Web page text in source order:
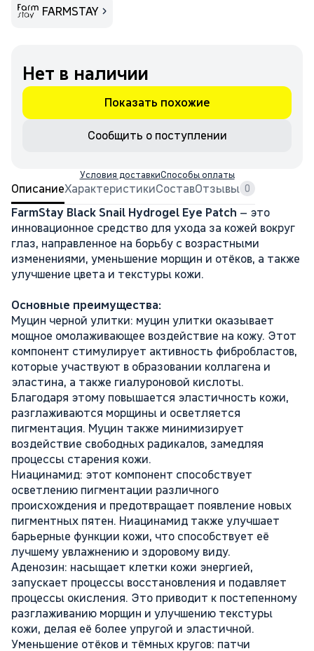
FARMSTAY
Нет в наличии
Показать похожие
Сообщить о поступлении
Условия доставкиСпособы оплаты
ОписаниеХарактеристикиСоставОтзывы 0
FarmStay Black Snail Hydrogel Eye Patch – это
инновационное средство для ухода за кожей вокруг
глаз, направленное на борьбу с возрастными
изменениями, уменьшение морщин и отёков, а также
улучшение цвета и текстуры кожи.
Основные преимущества:
Муцин черной улитки: муцин улитки оказывает
мощное омолаживающее воздействие на кожу. Этот
компонент стимулирует активность фибробластов,
которые участвуют в образовании коллагена и
эластина, а также гиалуроновой кислоты.
Благодаря этому повышается эластичность кожи,
разглаживаются морщины и осветляется
пигментация. Муцин также минимизирует
воздействие свободных радикалов, замедляя
процессы старения кожи.
Ниацинамид: этот компонент способствует
осветлению пигментации различного
происхождения и предотвращает появление новых
пигментных пятен. Ниацинамид также улучшает
барьерные функции кожи, что способствует её
лучшему увлажнению и здоровому виду.
Аденозин: насыщает клетки кожи энергией,
запускает процессы восстановления и подавляет
процессы окисления. Это приводит к постепенному
разглаживанию морщин и улучшению текстуры
кожи, делая её более упругой и эластичной.
Уменьшение отёков и тёмных кругов: патчи